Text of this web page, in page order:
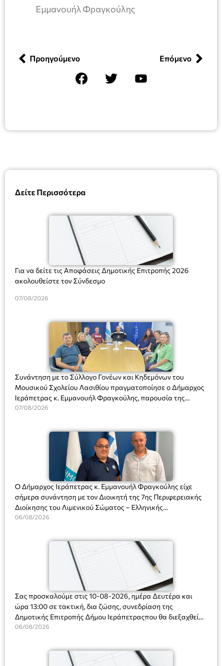
Δείτε Περισσότερα
Για να δείτε τις Αποφάσεις Δημοτικής Επιτροπής 2026
ακολουθείστε τον Σύνδεσμο
07/08/2026
Συνάντηση με το Σύλλογο Γονέων και Κηδεμόνων του
Μουσικού Σχολείου Λασιθίου πραγματοποίησε ο Δήμαρχος
Ιεράπετρας κ. Εμμανουήλ Φραγκούλης, παρουσία της
Διευθύντριας του σχολείου κας Μαριάννας Χαΐτα.
07/08/2026
Ο Δήμαρχος Ιεράπετρας κ. Εμμανουήλ Φραγκούλης είχε
σήμερα συνάντηση με τον Διοικητή της 7ης Περιφερειακής
Διοίκησης του Λιμενικού Σώματος – Ελληνικής
Ακτοφυλακής (Λ.Σ.-ΕΛ.ΑΚΤ.), Αρχιπλοίαρχο Λ.Σ. κ. Ιωάννη
06/08/2026
Σας προσκαλούμε στις 10-08-2026, ημέρα Δευτέρα και
ώρα 13:00 σε τακτική, δια ζώσης, συνεδρίαση της
Δημοτικής Επιτροπής Δήμου Ιεράπετραςπου θα διεξαχθεί
στο Δημοτικό Κατάστημα, Δημοκρατίας 31 στην αίθουσα
και λήψη αποφάσεων στα παρακάτω θέματα:
06/08/2026
Εμμανουήλ Φραγκούλης
Προηγούμενο Επόμενο